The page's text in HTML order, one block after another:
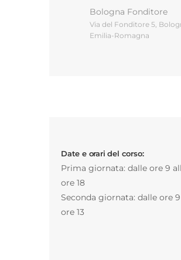
Gestione d’impresa
Bologna Fonditore
Via del Fonditore 5,
Emilia-Romagna
Date e orari del corso:
Prima giornata: dalle ore 9
ore 18
Seconda giornata: dalle ore
ore 13